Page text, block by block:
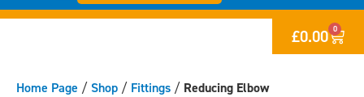
£0.00 0
Home Page /Shop / Fittings / Reducing Elbow